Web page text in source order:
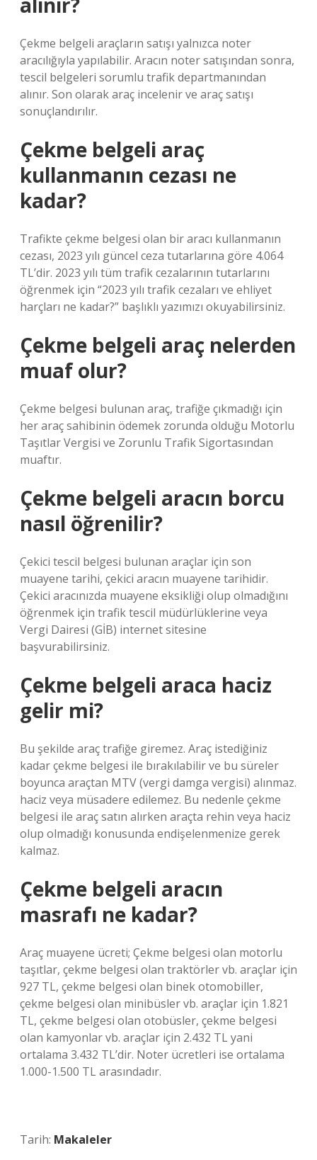
Çekme belgeli araçların satışı yalnızca noter
aracılığıyla yapılabilir. Aracın noter satışından sonra,
tescil belgeleri sorumlu trafik departmanından
alınır. Son olarak araç incelenir ve araç satışı
sonuçlandırılır.
Çekme belgeli araç
kullanmanın cezası ne
kadar?
Trafikte çekme belgesi olan bir aracı kullanmanın
cezası, 2023 yılı güncel ceza tutarlarına göre 4.064
TL’dir. 2023 yılı tüm trafik cezalarının tutarlarını
öğrenmek için “2023 yılı trafik cezaları ve ehliyet
harçları ne kadar?” başlıklı yazımızı okuyabilirsiniz.
Çekme belgeli araç nelerden
muaf olur?
Çekme belgesi bulunan araç, trafiğe çıkmadığı için
her araç sahibinin ödemek zorunda olduğu Motorlu
Taşıtlar Vergisi ve Zorunlu Trafik Sigortasından
muaftır.
Çekme belgeli aracın borcu
nasıl öğrenilir?
Çekici tescil belgesi bulunan araçlar için son
muayene tarihi, çekici aracın muayene tarihidir.
Çekici aracınızda muayene eksikliği olup olmadığını
öğrenmek için trafik tescil müdürlüklerine veya
Vergi Dairesi (GİB) internet sitesine
başvurabilirsiniz.
Çekme belgeli araca haciz
gelir mi?
Bu şekilde araç trafiğe giremez. Araç istediğiniz
kadar çekme belgesi ile bırakılabilir ve bu süreler
boyunca araçtan MTV (vergi damga vergisi) alınmaz.
haciz veya müsadere edilemez. Bu nedenle çekme
belgesi ile araç satın alırken araçta rehin veya haciz
olup olmadığı konusunda endişelenmenize gerek
kalmaz.
Çekme belgeli aracın
masrafı ne kadar?
Araç muayene ücreti; Çekme belgesi olan motorlu
taşıtlar, çekme belgesi olan traktörler vb. araçlar için
927 TL, çekme belgesi olan binek otomobiller,
çekme belgesi olan minibüsler vb. araçlar için 1.821
TL, çekme belgesi olan otobüsler, çekme belgesi
olan kamyonlar vb. araçlar için 2.432 TL yani
ortalama 3.432 TL’dir. Noter ücretleri ise ortalama
1.000-1.500 TL arasındadır.
Tarih: Makaleler